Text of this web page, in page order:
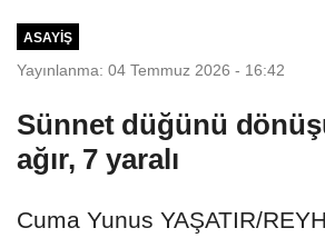
ASAYIŞ
Yayınlanma: 04 Temmuz 2026 - 16:42
Sünnet düğünü
ağır, 7 yaralı
Cuma Yunus YAŞATIR/